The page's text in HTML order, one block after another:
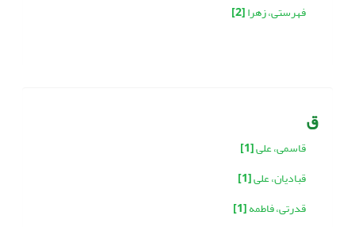
فهرستی، زهرا[2]
ق
قاسمی، علی[1]
قبادیان، علی[1]
قدرتی، فاطمه[1]